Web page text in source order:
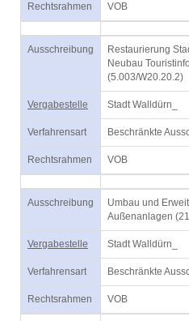
Rechtsrahmen VOB
Ausschreibung
Restaurierung
Neubau
(5.003/W20.20.2)
Vergabestelle Stadt Walldürn_
Verfahrensart Beschränkte
Rechtsrahmen VOB
Ausschreibung
Umbau und
Außenanlagen
Vergabestelle Stadt Walldürn_
Verfahrensart Beschränkte
Rechtsrahmen VOB